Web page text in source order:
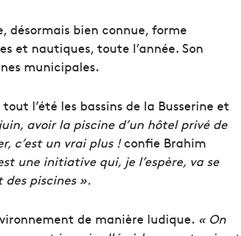
désormais bien connue, forme
et nautiques, toute l’année. Son
municipales.
l’été les bassins de la Busserine et
avoir la piscine d’un hôtel privé de
c’est un vrai plus !confie Brahim
une initiative qui, je l’espère, va se
piscines ».
de manière ludique. « On